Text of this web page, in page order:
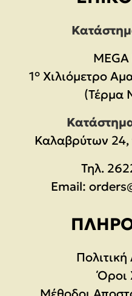
1° Χιλιόμετρο
(Τέρμα
Καλαβρύτων
Τηλ.
Email:
Όροι